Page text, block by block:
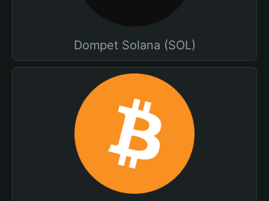
Dompet Solana (SOL)